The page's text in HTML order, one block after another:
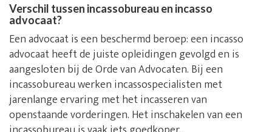
Verschil tussen incassobureau en incasso
advocaat?
Een advocaat is een beschermd beroep: een incasso
advocaat heeft de juiste opleidingen gevolgd en is
aangesloten bij de Orde van Advocaten. Bij een
incassobureau werken incassospecialisten met
jarenlange ervaring met het incasseren van
openstaande vorderingen. Het inschakelen van een